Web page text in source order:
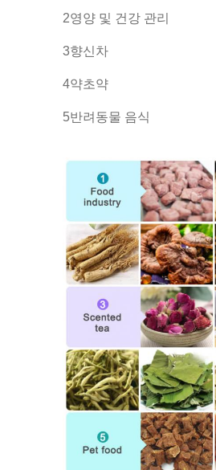
2영양 및 건강 관리
3향신차
4약초약
5반려동물 음식